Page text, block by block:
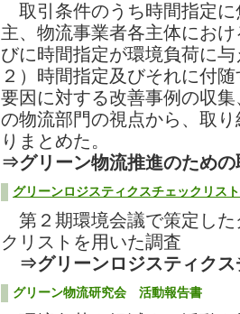
取引条件のうち時間指定に
主、物流事業者各主体にお
びに時間指定が環境負荷に
２）時間指定及びそれに付
要因に対する改善事例の収
の物流部門の視点から、取
りまとめた。
⇒グリーン物流推進のため
グリーンロジスティクスチェックリス
第２期環境会議で策定した
クリストを用いた調査
⇒グリーンロジスティクス
グリーン物流研究会 活動報告書